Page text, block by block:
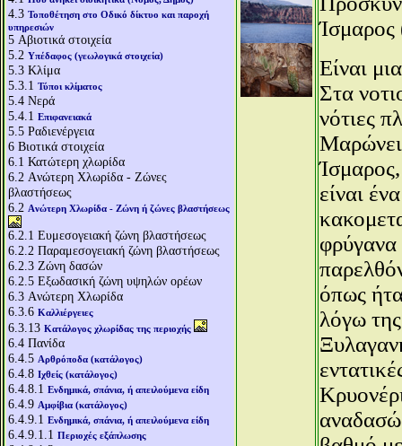
4.3 Τοποθέτηση στο Οδικό δίκτυο και παροχή
υπηρεσιών
5 Αβιοτικά στοιχεία
5.2 Υπέδαφος (γεωλογικά στοιχεία)
5.3 Κλίμα
5.3.1 Τύποι κλίματος
5.4 Νερά
5.4.1 Επιφανειακά
5.5 Ραδιενέργεια
6 Βιοτικά στοιχεία
6.1 Κατώτερη χλωρίδα
6.2 Aνώτερη Χλωρίδα - Ζώνες
βλαστήσεως
6.2 Aνώτερη Χλωρίδα - Ζώνη ή ζώνες βλαστήσεως
6.2.1 Ευμεσογειακή ζώνη βλαστήσεως
6.2.2 Παραμεσογειακή ζώνη βλαστήσεως
6.2.3 Ζώνη δασών
6.2.5 Εξωδασική ζώνη υψηλών ορέων
6.3 Aνώτερη Χλωρίδα
6.3.6 Καλλιέργειες
6.3.13 Κατάλογος χλωρίδας της περιοχής
6.4 Πανίδα
6.4.5 Αρθρόποδα (κατάλογος)
6.4.8 Ιχθείς (κατάλογος)
6.4.8.1 Ενδημικά, σπάνια, ή απειλούμενα είδη
6.4.9 Αμφίβια (κατάλογος)
6.4.9.1 Ενδημικά, σπάνια, ή απειλούμενα είδη
6.4.9.1.1 Περιοχές εξάπλωσης
Ίσμαρος
Είναι
Στα
νότιες
είναι
φρύγανα
όπως
λόγω